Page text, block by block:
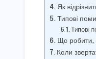
Як
Типові
Типові
Що
Коли